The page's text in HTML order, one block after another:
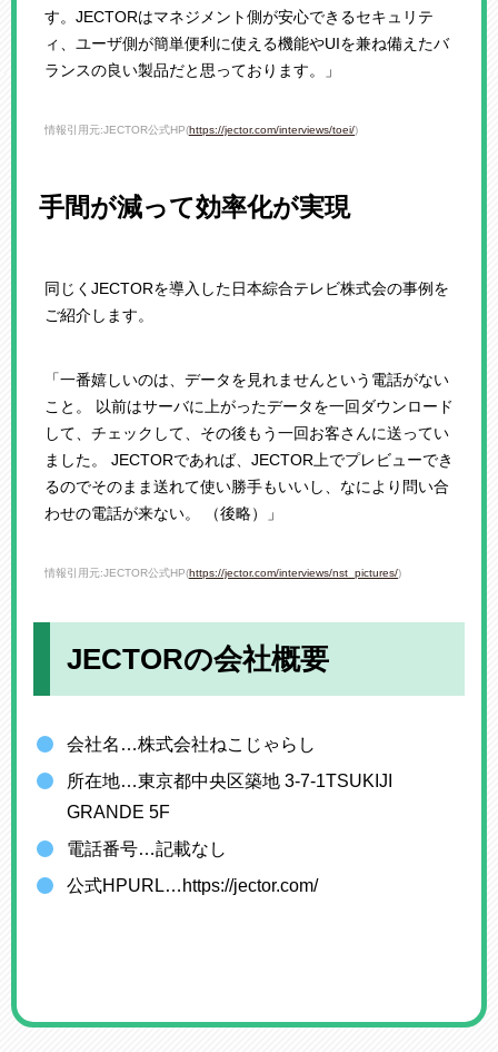
す。JECTORはマネジメント側が安心できるセキュリテ
ィ、ユーザ側が簡単便利に使える機能やUIを兼ね備えたバ
ランスの良い製品だと思っております。」
情報引用元:JECTOR公式HP(https://jector.com/interviews/toei/)
手間が減って効率化が実現
同じくJECTORを導入した日本綜合テレビ株式会の事例を
ご紹介します。
「一番嬉しいのは、データを見れませんという電話がない
こと。 以前はサーバに上がったデータを一回ダウンロード
して、チェックして、その後もう一回お客さんに送ってい
ました。 JECTORであれば、JECTOR上でプレビューでき
るのでそのまま送れて使い勝手もいいし、なにより問い合
わせの電話が来ない。 （後略）」
情報引用元:JECTOR公式HP(https://jector.com/interviews/nst_pictures/)
JECTORの会社概要
会社名…株式会社ねこじゃらし
所在地…東京都中央区築地 3-7-1TSUKIJI
GRANDE 5F
電話番号…記載なし
公式HPURL…https://jector.com/